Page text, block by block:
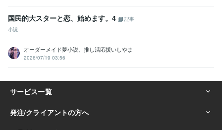
国民的大スターと恋、始めます。4
記事
小説
オーダーメイド夢小説、推し活応援いしやま
2026/07/19 03:56